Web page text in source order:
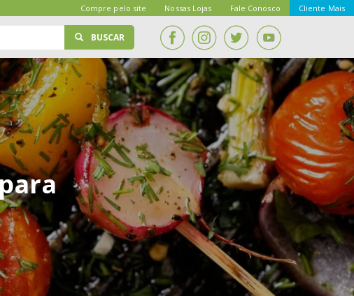
Compre pelo site Nossas Lojas Fale Conosco Cliente Mais
BUSCAR